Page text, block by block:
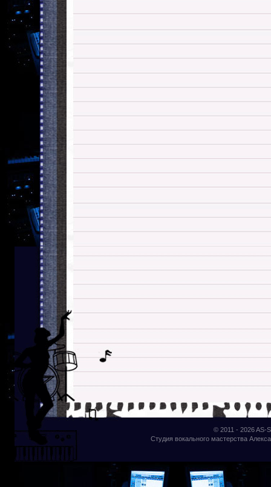
© 2011 - 2026AS-
Студия вокального мастерства